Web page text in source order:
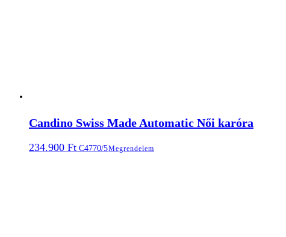
Candino Swiss Made Automatic Női karóra
234.900 Ft C4770/5Megrendelem